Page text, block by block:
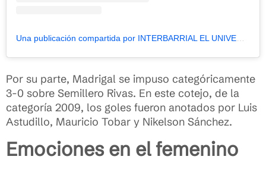
Una publicación compartida por INTERBARRIAL EL UNIVERSO (@eu.interbarrial)
Por su parte, Madrigal se impuso categóricamente
3-0 sobre Semillero Rivas. En este cotejo, de la
categoría 2009, los goles fueron anotados por Luis
Astudillo, Mauricio Tobar y Nikelson Sánchez.
Emociones en el femenino